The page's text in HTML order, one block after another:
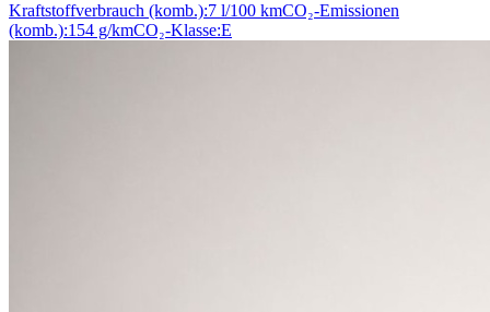
Kraftstoffverbrauch (komb.):7 l/100 kmCO₂-Emissionen
(komb.):154 g/kmCO₂-Klasse:E